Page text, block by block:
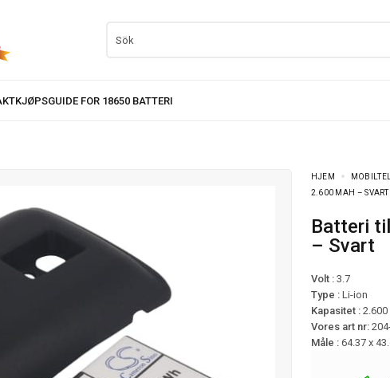
HJEM
2.600 MAH – SVART
Batteri til Sony Ericsson Xperia X10 – 2.600 mAh
– Svart
Volt :3.7
Type : Li-ion
Kapasitet : 2.600
Vores art nr:
Måle : 64.37 x